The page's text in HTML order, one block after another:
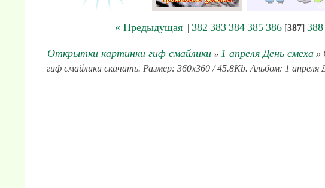
« Предыдущая| 382 383 384 385 386[387] 388
Открытки картинки гиф смайлики» 1 апреля День смеха»
гиф смайлики скачать. Размер: 360x360 / 45.8Kb. Альбом: 1